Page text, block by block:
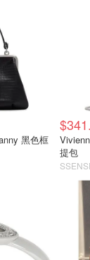
黑色框
提包